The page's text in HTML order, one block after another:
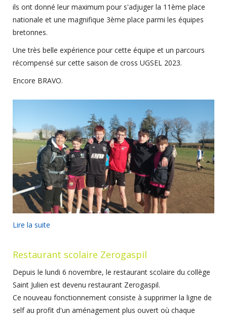
ils ont donné leur maximum pour s'adjuger la 11ème place
nationale et une magnifique 3ème place parmi les équipes
bretonnes.
Une très belle expérience pour cette équipe et un parcours
récompensé sur cette saison de cross UGSEL 2023.
Encore BRAVO.
Lire la suite
Restaurant scolaire Zerogaspil
Depuis le lundi 6 novembre, le restaurant scolaire du collège
Saint Julien est devenu restaurant Zerogaspil.
Ce nouveau fonctionnement consiste à supprimer la ligne de
self au profit d'un aménagement plus ouvert où chaque